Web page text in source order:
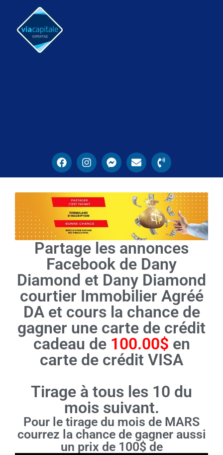
Partage les annonces
Facebook de Dany
Diamond et Dany Diamond
courtier Immobilier Agréé
DA et cours la chance de
gagner une carte de crédit
cadeau de 100.00$ en
carte de crédit VISA
Tirage à tous les 10 du
mois suivant.
Pour le tirage du mois de MARS
courrez la chance de gagner aussi
un prix de 100$ de